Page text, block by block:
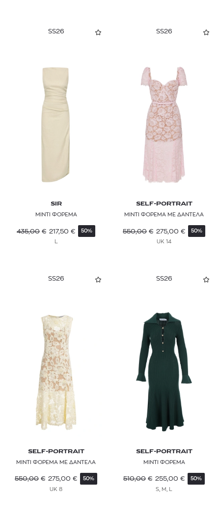
SS26
SIR
ΜΙΝΤΙ ΦΟΡΕΜΑ
435,00 € 217,50 € 50%
SS26
SELF-PORTRAIT
ΜΙΝΤΙ ΦΟΡΕΜΑ ΜΕ ΔΑΝΤΕΛΑ
550,00 € 275,00 € 50%
UK 14
SS26
SELF-PORTRAIT
ΜΙΝΤΙ ΦΟΡΕΜΑ ΜΕ ΔΑΝΤΕΛΑ
550,00 € 275,00 € 50%
UK 8
SS26
SELF-PORTRAIT
ΜΙΝΤΙ ΦΟΡΕΜΑ
510,00 € 255,00 € 50%
S, M, L